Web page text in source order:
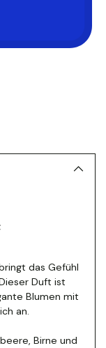
das Gefühl
Duft ist
Blumen mit
an.
Birne und